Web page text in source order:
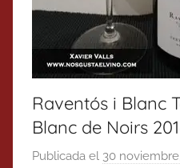
Raventós i Blanc
Blanc de Noirs
Publicada el 30